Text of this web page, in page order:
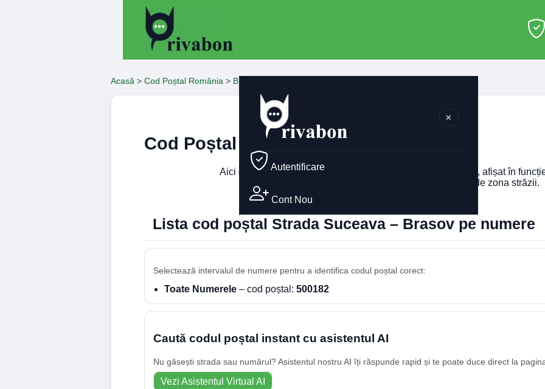
✕
Autentificare
Cont Nou
Acasă > Cod Poștal România > Brasov
Cod Poștal Strada Suceava Brasov
Aici găsești codul poștal pentru
din Brasov, afișat în
imobilului. Codul poștal poate diferi în funcție de zona străzii.
Lista cod poștal Strada Suceava – Brasov pe numere
Selectează intervalul de numere pentru a identifica codul poștal corect:
Toate Numerele – cod poștal: 500182
Caută codul poștal instant cu asistentul AI
Nu găsești strada sau numărul? Asistentul nostru AI îți răspunde rapid și te poate duce direct la
Vezi Asistentul Virtual AI